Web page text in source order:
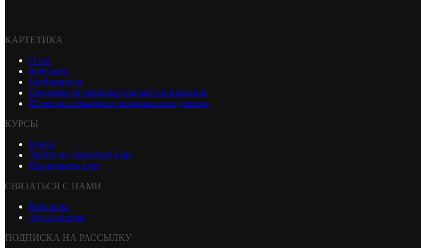
КАРТЕТИКА
О нас
Контакты
ГеоВакансии
Сведения об образовательной организации
Политика обработки персональных данных
КУРСЫ
Курсы
Запись на закрытый курс
Предложить курс
СВЯЗАТЬСЯ С НАМИ
Контакты
Задать вопрос
ПОДПИСКА НА РАССЫЛКУ